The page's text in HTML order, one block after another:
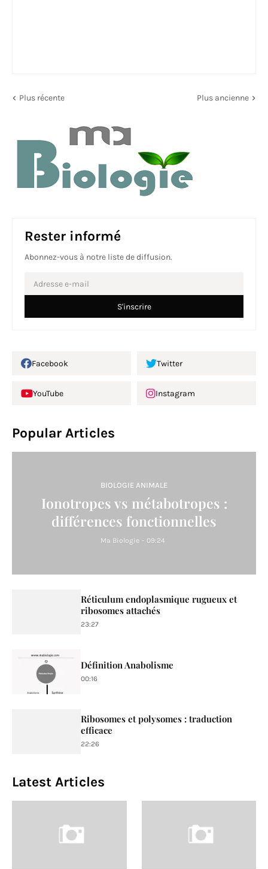
Plus récente Plus ancienne
Rester informé
Abonnez-vous à notre liste de diffusion.
Facebook Twitter
YouTube Instagram
Popular Articles
BIOLOGIE ANIMALE
Ionotropes vs métabotropes :
différences fonctionnelles
Ma Biologie - 09:24
Réticulum endoplasmique rugueux et
ribosomes attachés
23:27
Définition Anabolisme
00:16
Ribosomes et polysomes : traduction
efficace
22:26
Latest Articles